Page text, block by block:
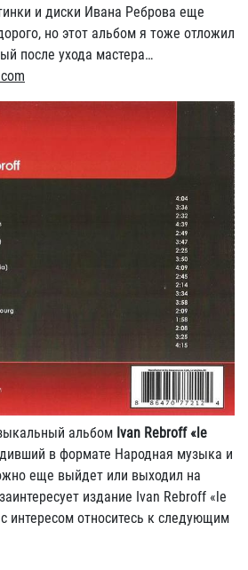
и диски Ивана Реброва еще
но этот альбом я тоже отложил
после ухода мастера…
альбом Ivan Rebroff «le
в формате Народная музыка и
еще выйдет или выходил на
издание Ivan Rebroff «le
интересом относитесь к следующим